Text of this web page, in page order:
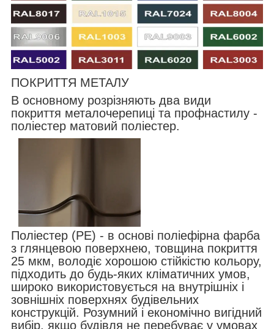
ПОКРИТТЯ МЕТАЛУ
В основному розрізняють два види
покриття металочерепиці та профнастилу -
поліестер матовий поліестер.
Поліестер (РЕ) - в основі поліефірна фарба
з глянцевою поверхнею, товщина покриття
25 мкм, володіє хорошою стійкістю кольору,
підходить до будь-яких кліматичних умов,
широко використовується на внутрішніх і
зовнішніх поверхнях будівельних
конструкцій. Розумний і економічно вигідний
вибір, якщо будівля не перебуває у умовах